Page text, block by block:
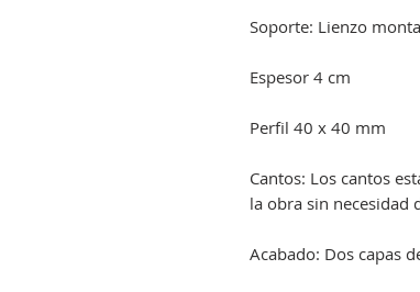
Soporte: Lienzo
Espesor 4 cm
Perfil 40 x 40 mm
Cantos: Los cantos
la obra sin necesidad
Acabado: Dos capas